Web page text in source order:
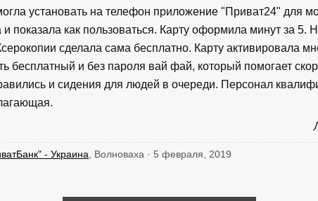
установать на телефон приложение "Приват24" для
показала как пользоваться. Карту оформила минут за 5.
сделала сама бесплатно. Карту активировала
бесплатный и без пароля вай фай, который помогает
и сидения для людей в очереди. Персонал
- Украина , Волноваха · 5 февраля, 2019